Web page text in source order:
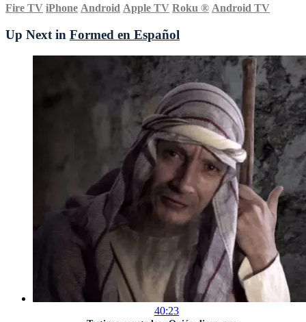
Fire TV iPhone Android Apple TV Roku ® Android TV
Up Next in Formed en Español
40:23